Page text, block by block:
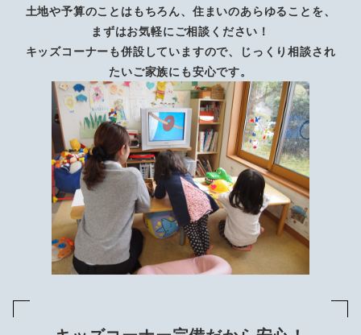
土地や予算のことはもちろん、住まいのあらゆることを、
まずはお気軽にご相談ください！
キッズコーナーも併設していますので、じっくり相談され
たいご家族にも安心です。